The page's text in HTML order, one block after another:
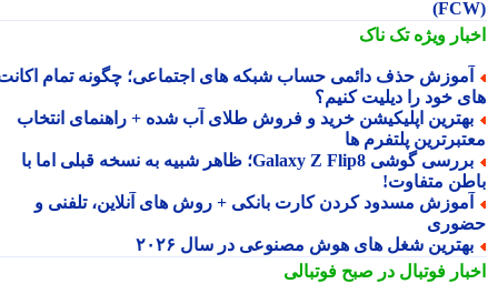
ویژهتک ناک
حذف دائمی حساب شبکه های اجتماعی؛ چگونه تمام اکانت
خود را دیلیت کنیم؟
اپلیکیشن خرید و فروش طلای آب شده + راهنمای انتخاب
پلتفرم ها
بررسی گوشی Galaxy Z Flip8؛ ظاهر شبیه به نسخه قبلی اما با
متفاوت!
مسدود کردن کارت بانکی + روش های آنلاین، تلفنی و
شغل های هوش مصنوعی در سال ۲۰۲۶
فوتبال در صبح فوتبالی